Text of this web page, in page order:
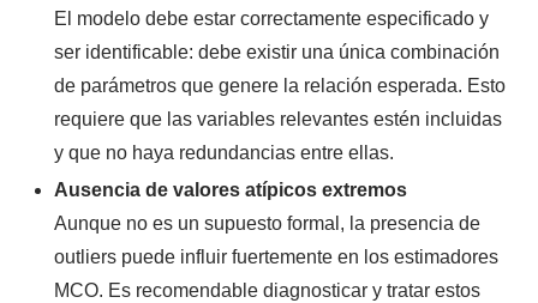
El modelo debe estar correctamente especificado y
ser identificable: debe existir una única combinación
de parámetros que genere la relación esperada. Esto
requiere que las variables relevantes estén incluidas
y que no haya redundancias entre ellas.
Ausencia de valores atípicos extremos
Aunque no es un supuesto formal, la presencia de
outliers puede influir fuertemente en los estimadores
MCO. Es recomendable diagnosticar y tratar estos